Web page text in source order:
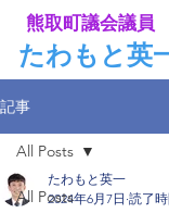
たわもと英
​熊取町議会議員
記事
All Posts
All Posts
たわもと英一
2024年6月7日 読了